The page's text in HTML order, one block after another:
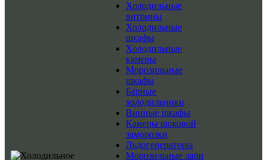
Холодильные
витрины
Холодильные
шкафы
Холодильные
камеры
Морозильные
шкафы
Барные
холодильники
Винные шкафы
Камеры шоковой
заморозки
Льдогенераторы
Морозильные лари